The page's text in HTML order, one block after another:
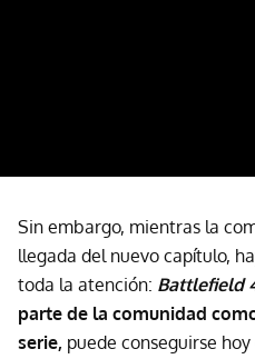
Sin embargo, mientras la
llegada del nuevo capítulo,
toda la atención: Battlefield
parte de la comunidad
serie, puede conseguirse